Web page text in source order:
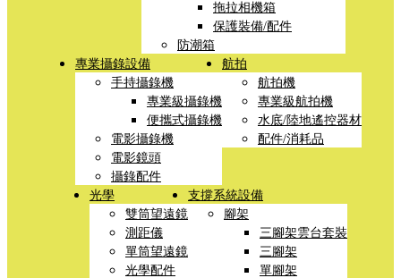
拖拉相機箱
保護裝備/配件
防潮箱
專業攝錄設備
手持攝錄機
專業級攝錄機
便攜式攝錄機
電影攝錄機
電影鏡頭
攝錄配件
航拍
航拍機
專業級航拍機
水底/陸地遙控器材
配件/消耗品
光學
雙筒望遠鏡
測距儀
單筒望遠鏡
光學配件
支撐系統設備
腳架
三腳架雲台套裝
三腳架
單腳架